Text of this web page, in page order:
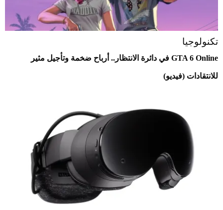
تكنولوجيا
GTA 6 Online في دائرة الانتظار.. أرباح ضخمة وتأجيل مثير
للانتقادات (فيديو)